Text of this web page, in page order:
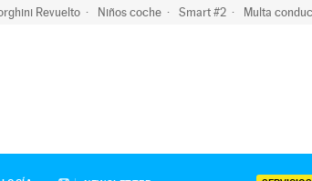
Revuelto Niños coche Smart #2 Multa